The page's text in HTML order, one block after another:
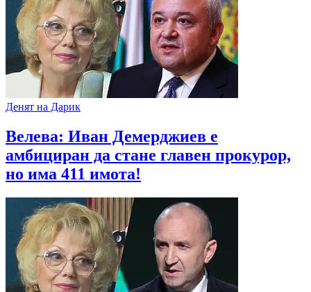
Денят на Дарик
Велева: Иван Демерджиев е
амбициран да стане главен прокурор,
но има 411 имота!